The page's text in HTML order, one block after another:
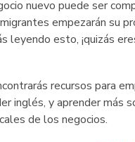
nuevo puede ser
empezarán su
leyendo esto, ¡quizás
recursos para
inglés, y aprender más
de los negocios.